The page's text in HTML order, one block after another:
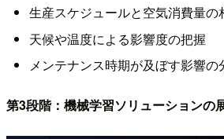
生産スケジュールと空気消費量の
天候や温度による影響度の把握
メンテナンス時期が及ぼす影響の
第3段階：機械学習ソリューションの